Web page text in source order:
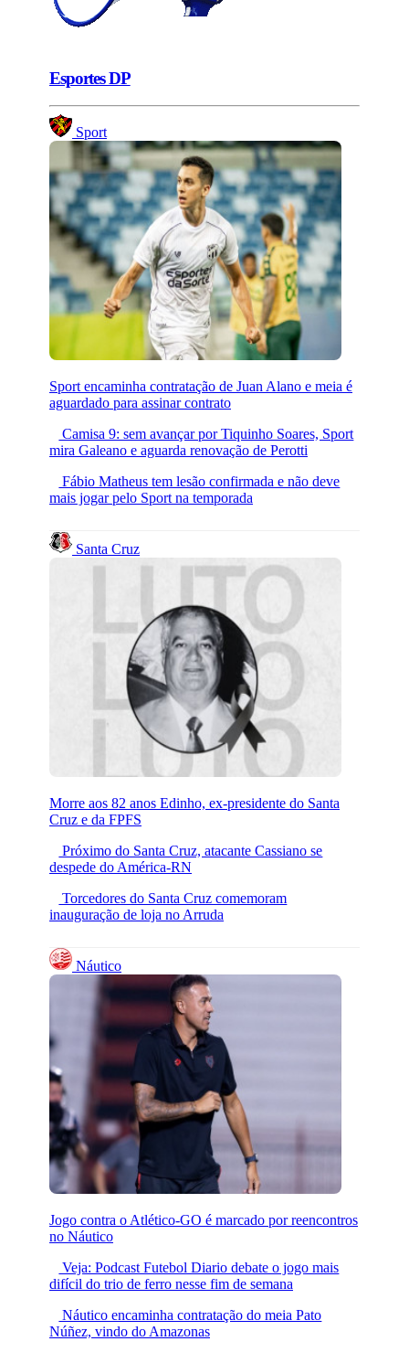
Esportes DP
Sport
Sport encaminha contratação de Juan Alano e meia é
aguardado para assinar contrato
Camisa 9: sem avançar por Tiquinho Soares, Sport
mira Galeano e aguarda renovação de Perotti
Fábio Matheus tem lesão confirmada e não deve
mais jogar pelo Sport na temporada
Santa Cruz
Morre aos 82 anos Edinho, ex-presidente do Santa
Cruz e da FPFS
Próximo do Santa Cruz, atacante Cassiano se
despede do América-RN
Torcedores do Santa Cruz comemoram
inauguração de loja no Arruda
Náutico
Jogo contra o Atlético-GO é marcado por reencontros
no Náutico
Veja: Podcast Futebol Diario debate o jogo mais
difícil do trio de ferro nesse fim de semana
Náutico encaminha contratação do meia Pato
Núñez, vindo do Amazonas